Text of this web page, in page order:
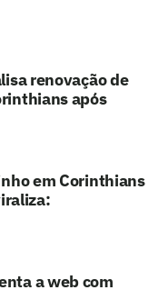
renovação de
após
em Corinthians
a web com